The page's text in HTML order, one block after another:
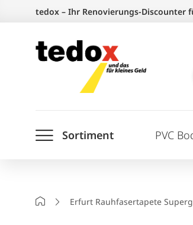
springen
tedox – Ihr Renovierungs-Discounter
Sortiment PVC
StartseiteErfurt Rauhfasertapete